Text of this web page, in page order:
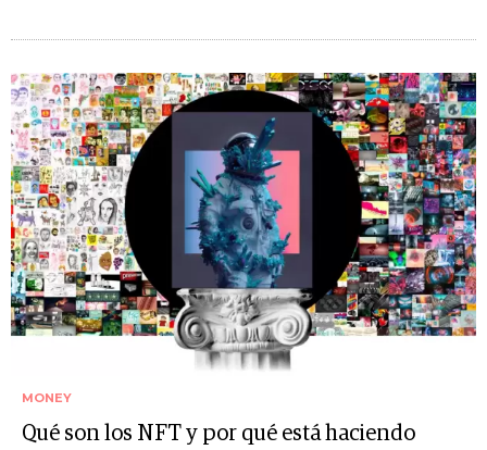
MONEY
Qué son los NFT y por qué está haciendo